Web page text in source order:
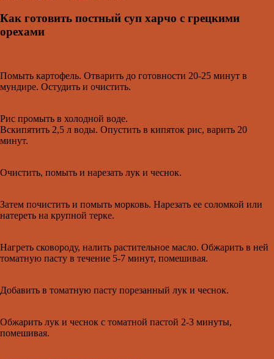
Как готовить постный суп харчо с грецкими
орехами
Помыть картофель. Отварить до готовности 20-25 минут в
мундире. Остудить и очистить.
Рис промыть в холодной воде.
Вскипятить 2,5 л воды. Опустить в кипяток рис, варить 20
минут.
Очистить, помыть и нарезать лук и чеснок.
Затем почистить и помыть морковь. Нарезать ее соломкой или
натереть на крупной терке.
Нагреть сковороду, налить растительное масло. Обжарить в ней
томатную пасту в течение 5-7 минут, помешивая.
Добавить в томатную пасту порезанный лук и чеснок.
Обжарить лук и чеснок с томатной пастой 2-3 минуты,
помешивая.